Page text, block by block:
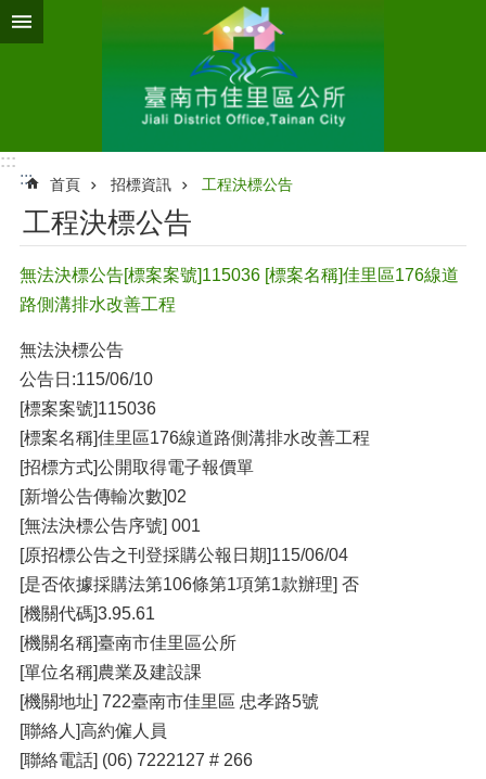
跳到主要內容區塊
:::
:::
首頁 招標資訊 工程決標公告
工程決標公告
無法決標公告[標案案號]115036 [標案名稱]佳⾥區176線道
路側溝排⽔改善⼯程
無法決標公告
公告⽇:115/06/10
[標案案號]115036
[標案名稱]佳⾥區176線道路側溝排⽔改善⼯程
[招標⽅式]公開取得電⼦報價單
[新增公告傳輸次數]02
[無法決標公告序號] 001
[原招標公告之刊登採購公報⽇期]115/06/04
[是否依據採購法第106條第1項第1款辦理] 否
[機關代碼]3.95.61
[機關名稱]臺南市佳⾥區公所
[單位名稱]農業及建設課
[機關地址] 722臺南市佳⾥區 忠孝路5號
[聯絡⼈]⾼約僱⼈員
[聯絡電話] (06) 7222127 # 266